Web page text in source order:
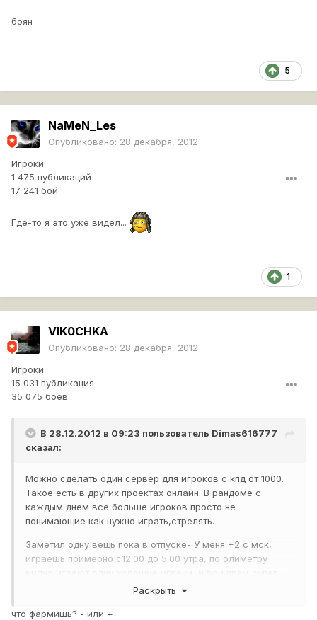
боян
5
NaMeN_Les
Опубликовано: 28 декабря, 2012
Игроки
1 475 публикаций
17 241 бой
Где-то я это уже видел...
1
VIK0CHKA
Опубликовано: 28 декабря, 2012
Игроки
15 031 публикация
35 075 боёв
В 28.12.2012 в 09:23 пользователь Dimas616777
сказал:
Можно сделать один сервер для игроков с кпд от 1000.
Такое есть в других проектах онлайн. В рандоме с
каждым днем все больше игроков просто не
понимающие как нужно играть,стрелять.
Заметил одну вещь пока в отпуске- У меня +2 с мск,
играешь примерно с12.00 до 5.00 утра, по олиметру
Можно было бы выделить одни сервер,хотя бы
попробовать. А для других был стимул попасть на более
Раскрыть
что фармишь? - или +